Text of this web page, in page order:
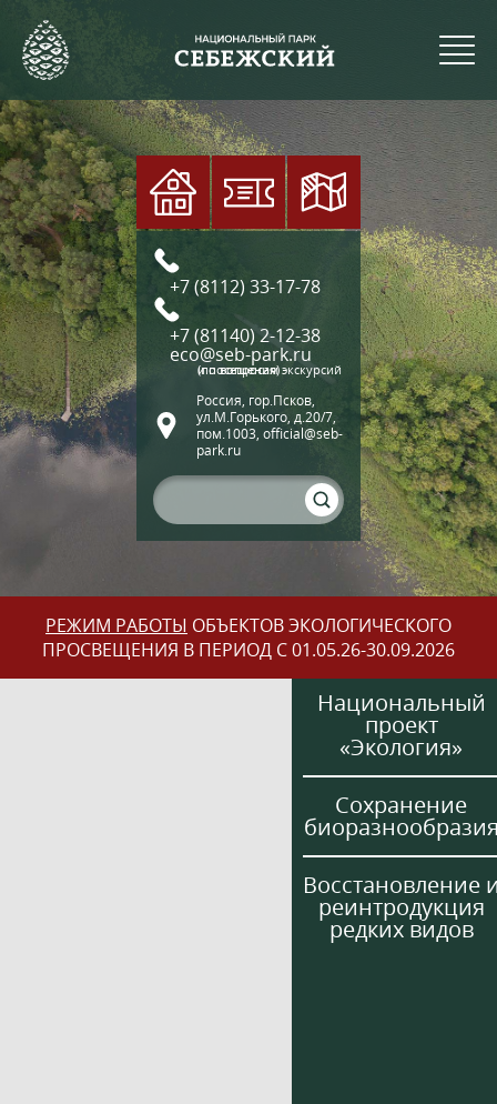
+7 (8112) 33-17-78
+7 (81140) 2-12-38
eco@seb-park.ru
(по вопросам экскурсий и посещения)
Россия, гор.Псков,
ул.М.Горького, д.20/7,
пом.1003, official@seb-
park.ru
РЕЖИМ РАБОТЫ ОБЪЕКТОВ ЭКОЛОГИЧЕСКОГО
ПРОСВЕЩЕНИЯ В ПЕРИОД С 01.05.26-30.09.2026
Национальный
проект
«Экология»
Сохранение
Восстановление
реинтродукция
редких видов